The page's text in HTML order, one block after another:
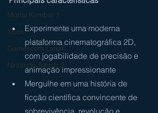
Mortal Kombat 1
Xbox
Gamescom Latam
Nintendo Switch 2
Experimente uma moderna
plataforma cinematográfica 2D,
com jogabilidade de precisão e
animação impressionante
Mergulhe em uma história de
ficção científica convincente de
sobrevivência, revolução e